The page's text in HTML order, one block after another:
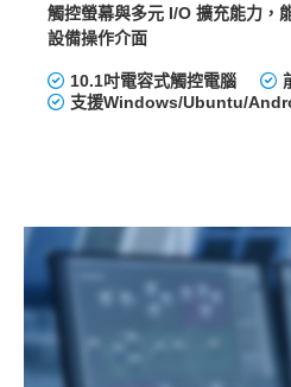
觸控螢幕與多元 I/O 擴充能力，
設備操作介面
10.1吋電容式觸控電腦
支援Windows/Ubuntu/